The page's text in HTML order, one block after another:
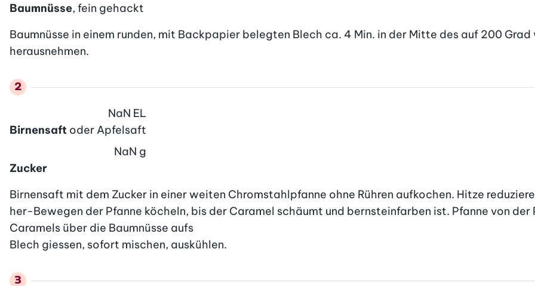
Baumnüsse, fein gehackt
Baumnüsse in einem runden, mit Backpapier belegten Blech ca. 4 Min. in der Mitte des auf 200
herausnehmen.
Birnensaft oder Apfelsaft
NaN EL
Zucker
NaN g
Birnensaft mit dem Zucker in einer weiten Chromstahlpfanne ohne Rühren aufkochen. Hitze
her-Bewegen der Pfanne köcheln, bis der Caramel schäumt und bernsteinfarben ist. Pfanne von
Caramels über die Baumnüsse aufs
Blech giessen, sofort mischen, auskühlen.